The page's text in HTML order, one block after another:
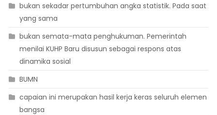
bukan sekadar pertumbuhan angka statistik. Pada saat
yang sama
bukan semata-mata penghukuman. Pemerintah
menilai KUHP Baru disusun sebagai respons atas
dinamika sosial
BUMN
capaian ini merupakan hasil kerja keras seluruh elemen
bangsa